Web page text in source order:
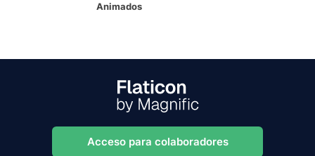
Animados
Acceso para colaboradores